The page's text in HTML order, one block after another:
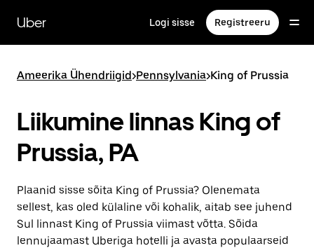
põhisisu
juurdeUber Logi sisse Registreeru
Ameerika Ühendriigid>Pennsylvania>King of Prussia
Liikumine linnas King of
Prussia, PA
Plaanid sisse sõita King of Prussia? Olenemata
sellest, kas oled külaline või kohalik, aitab see juhend
Sul linnast King of Prussia viimast võtta. Sõida
lennujaamast Uberiga hotelli ja avasta populaarseid